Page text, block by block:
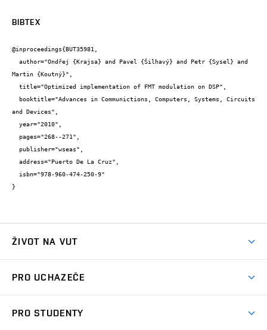
BIBTEX
@inproceedings{BUT35981,
Martin {Koutný}",
and Devices",
}
ŽIVOT NA VUT
Koleje
PRO UCHAZEČE
PRO STUDENTY